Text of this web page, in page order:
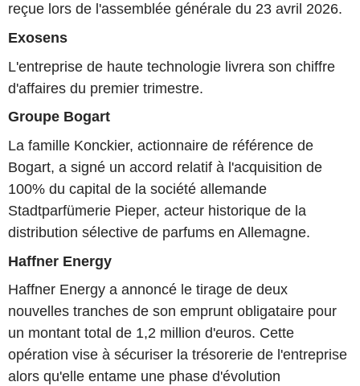
reçue lors de l'assemblée générale du 23 avril 2026.
Exosens
L'entreprise de haute technologie livrera son chiffre
d'affaires du premier trimestre.
Groupe Bogart
La famille Konckier, actionnaire de référence de
Bogart, a signé un accord relatif à l'acquisition de
100% du capital de la société allemande
Stadtparfümerie Pieper, acteur historique de la
distribution sélective de parfums en Allemagne.
Haffner Energy
Haffner Energy a annoncé le tirage de deux
nouvelles tranches de son emprunt obligataire pour
un montant total de 1,2 million d'euros. Cette
opération vise à sécuriser la trésorerie de l'entreprise
alors qu'elle entame une phase d'évolution